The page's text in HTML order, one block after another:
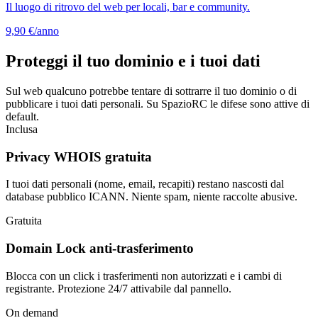
Il luogo di ritrovo del web per locali, bar e community.
9,90 €/anno
Proteggi il tuo dominio e i tuoi dati
Sul web qualcuno potrebbe tentare di sottrarre il tuo dominio o di
pubblicare i tuoi dati personali. Su SpazioRC le difese sono attive di
default.
Inclusa
Privacy WHOIS gratuita
I tuoi dati personali (nome, email, recapiti) restano nascosti dal
database pubblico ICANN. Niente spam, niente raccolte abusive.
Gratuita
Domain Lock anti-trasferimento
Blocca con un click i trasferimenti non autorizzati e i cambi di
registrante. Protezione 24/7 attivabile dal pannello.
On demand